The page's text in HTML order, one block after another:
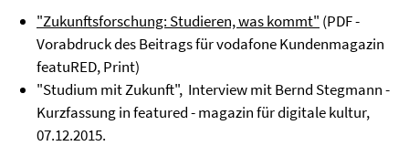
"Zukunftsforschung: Studieren, was kommt" (PDF -
Vorabdruck des Beitrags für vodafone Kundenmagazin
featuRED, Print)
"Studium mit Zukunft", Interview mit Bernd Stegmann -
Kurzfassung in featured - magazin für digitale kultur,
07.12.2015.